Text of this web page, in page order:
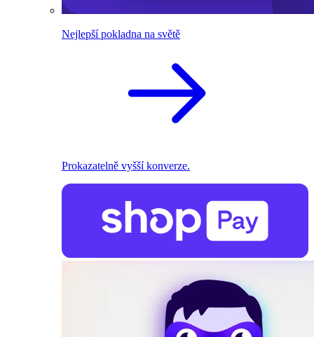
Nejlepší pokladna na světě
Prokazatelně vyšší konverze.